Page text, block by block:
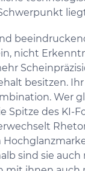
nicht
besitzen.
Wer
Spitze des KI-
sind sie auch